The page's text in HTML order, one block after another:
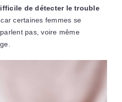
de détecter le trouble
certaines femmes se
pas, voire même